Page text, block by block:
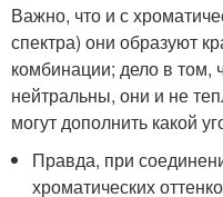
Важно, что и с
спектра) они образуют
комбинации; дело в том,
нейтральны, они и не
могут дополнить какой
Правда, при
хроматических